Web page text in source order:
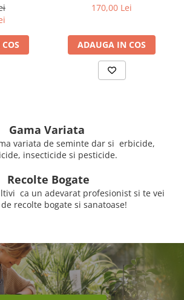
170,00 Lei
ADAUGA IN COS
Gama Variata
variata de seminte dar si erbicide,
insecticide si pesticide.
Recolte Bogate
ca un adevarat profesionist si te vei
recolte bogate si sanatoase!